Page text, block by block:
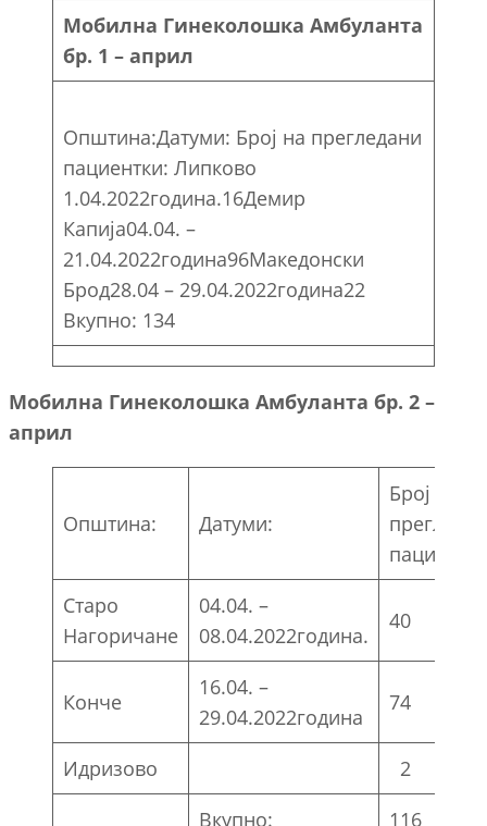
Мобилна Гинеколошка Амбуланта
бр. 1 – април
Општина:Датуми: Број на прегледани
пациентки: Липково
1.04.2022година.16Демир
Капија04.04. –
21.04.2022година96Македонски
Брод28.04 – 29.04.2022година22
Вкупно: 134
Мобилна Гинеколошка Амбуланта бр. 2 –
април
Општина: Датуми:
Број на
Старо
Нагоричане
04.04. –
08.04.2022година.
40
Конче
16.04. –
29.04.2022година
74
Идризово
2
Вкупно:
116